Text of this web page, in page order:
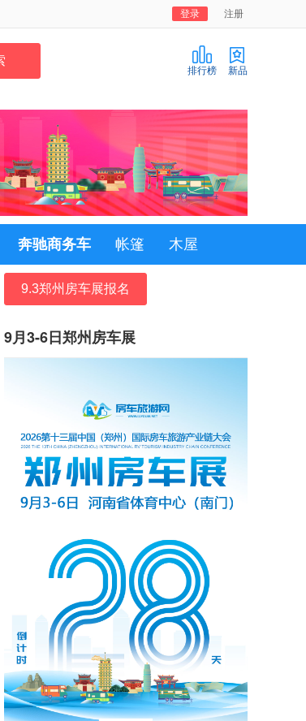
注册
登录
排行榜 新品
奔驰商务车 帐篷 木屋
9.3郑州房车展报名
9月3-6日郑州房车展